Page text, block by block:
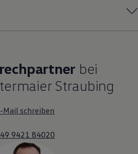
bei
Straubing
Mail schreiben
9421 84020